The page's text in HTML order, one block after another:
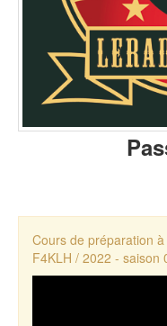
Cours de préparation
F4KLH / 2022 - saison